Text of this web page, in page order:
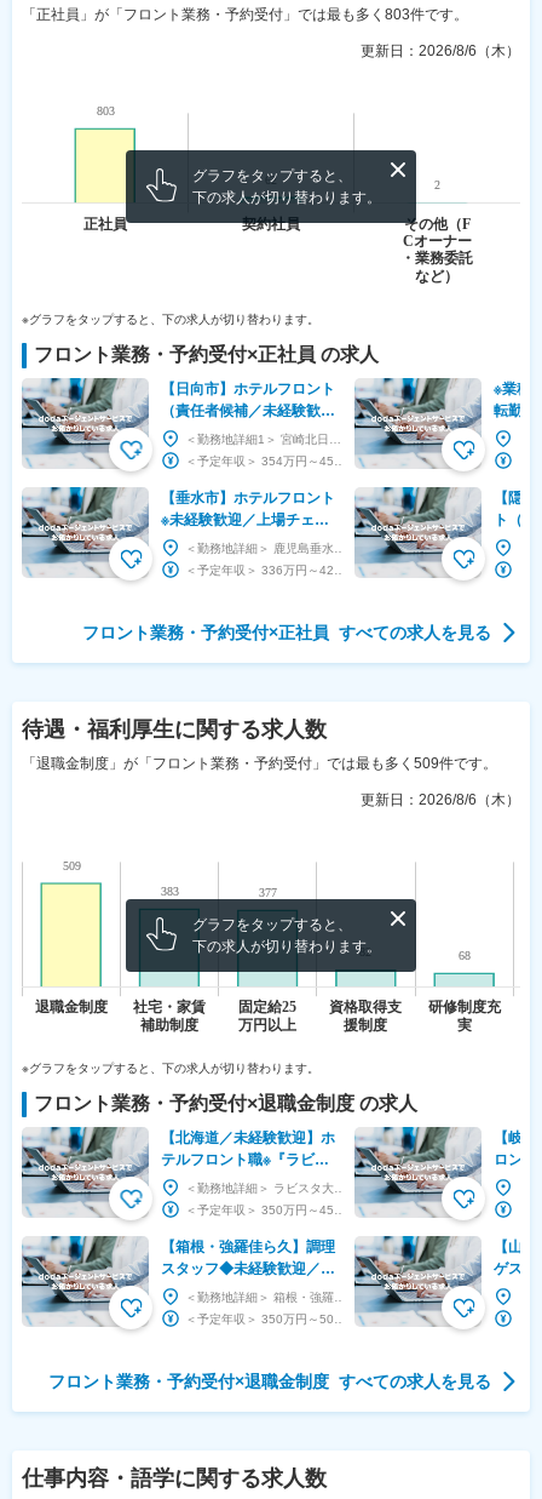
「正社員」が「フロント業務・予約受付」では最も多く803件です。
更新日： 2026/8/6（木）
グラフをタップすると、
下の求人が切り替わります。
※グラフをタップすると、下の求人が切り替わります。
フロント業務・予約受付×正社員 の求人
【日向市】ホテルフロント
（責任者候補／未経験歓
迎）／完全週休2日制・年
休113日◆マイカー通勤可
【垂水市】ホテルフロント
※未経験歓迎／上場チェー
ンで接客と運営を基礎から
学ぶ
※業種
転勤無
ャー◆
ながら
【隠
ト（
景の
移住
フロント業務・予約受付×正社員 すべての求人を見る
待遇・福利厚生に関する求人数
「退職金制度」が「フロント業務・予約受付」では最も多く509件です。
更新日： 2026/8/6（木）
グラフをタップすると、
下の求人が切り替わります。
※グラフをタップすると、下の求人が切り替わります。
フロント業務・予約受付×退職金制度の求人
【北海道／未経験歓迎】ホ
テルフロント職※『ラビス
タ大雪山』／プライム上場
の安定性◎／年休111日
【箱根・強羅佳ら久】調理
スタッフ◆未経験歓迎／オ
リックスグループ／福利厚
生◎
【岐
ロン
OPEN
から始
【山
ゲス
有◆東
ル運
フロント業務・予約受付×退職金制度 すべての求人を見る
仕事内容・語学に関する求人数